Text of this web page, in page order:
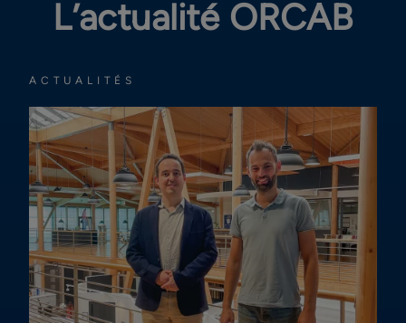
L’actualité ORCAB
ACTUALITÉS